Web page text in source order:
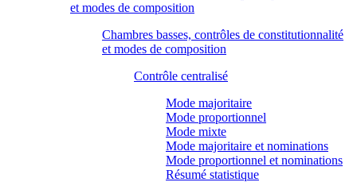
et modes de composition
Chambres basses, contrôles de constitutionnalité
et modes de composition
Contrôle centralisé
Mode majoritaire
Mode proportionnel
Mode mixte
Mode majoritaire et nominations
Mode proportionnel et nominations
Résumé statistique